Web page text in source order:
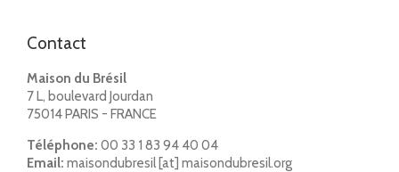
Contact
Maison du Brésil
7 L, boulevard Jourdan
75014 PARIS - FRANCE
Téléphone: 00 33 1 83 94 40 04
Email: maisondubresil [at] maisondubresil.org